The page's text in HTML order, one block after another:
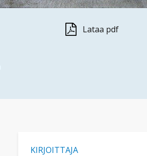
Lataa pdf
KIRJOITTAJA